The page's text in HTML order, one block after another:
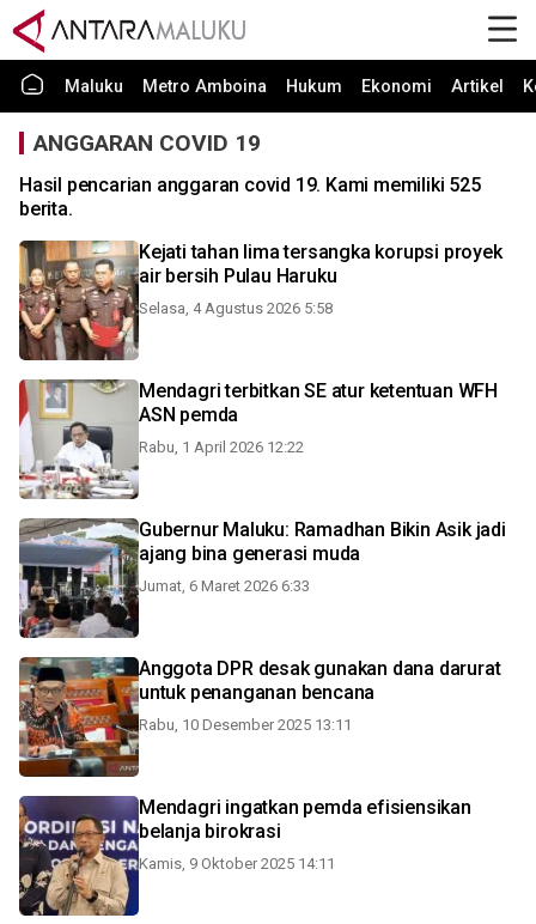
Maluku Metro Amboina Hukum Ekonomi Artikel
ANGGARAN COVID 19
Hasil pencarian anggaran covid 19. Kami memiliki 525
berita.
Kejati tahan lima tersangka korupsi proyek
air bersih Pulau Haruku
Selasa, 4 Agustus 2026 5:58
Mendagri terbitkan SE atur ketentuan WFH
ASN pemda
Rabu, 1 April 2026 12:22
Gubernur Maluku: Ramadhan Bikin Asik jadi
ajang bina generasi muda
Jumat, 6 Maret 2026 6:33
Anggota DPR desak gunakan dana darurat
untuk penanganan bencana
Rabu, 10 Desember 2025 13:11
Mendagri ingatkan pemda efisiensikan
belanja birokrasi
Kamis, 9 Oktober 2025 14:11